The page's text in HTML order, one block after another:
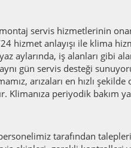
servis hizmetlerinin
hizmet anlayışı ile klima
aylarında, iş alanları gibi
gün servis desteği
arızaları en hızlı şekilde
Klimanıza periyodik bakım
tarafından